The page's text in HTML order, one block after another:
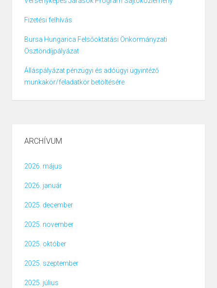
Fizetési felhívás
Bursa Hungarica Felsőoktatási Önkormányzati
Ösztöndíjpályázat
Álláspályázat pénzügyi és adóügyi ügyintéző
munkakör/feladatkör betöltésére
ARCHÍVUM
2026. május
2026. január
2025. december
2025. november
2025. október
2025. szeptember
2025. július